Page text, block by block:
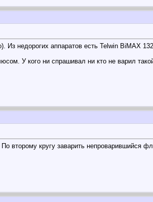
недорогих аппаратов есть Telwin BiMAX
У кого ни спрашивал ни кто не варил
второму кругу заварить непроварившийся